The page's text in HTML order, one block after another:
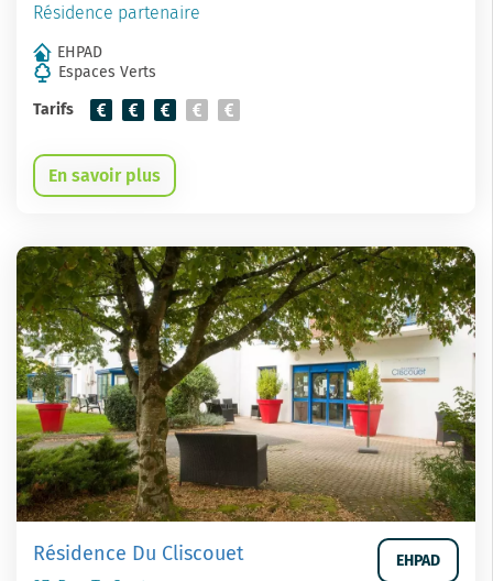
Résidence partenaire
EHPAD
Espaces Verts
Tarifs
En savoir plus
Résidence Du Cliscouet EHPAD